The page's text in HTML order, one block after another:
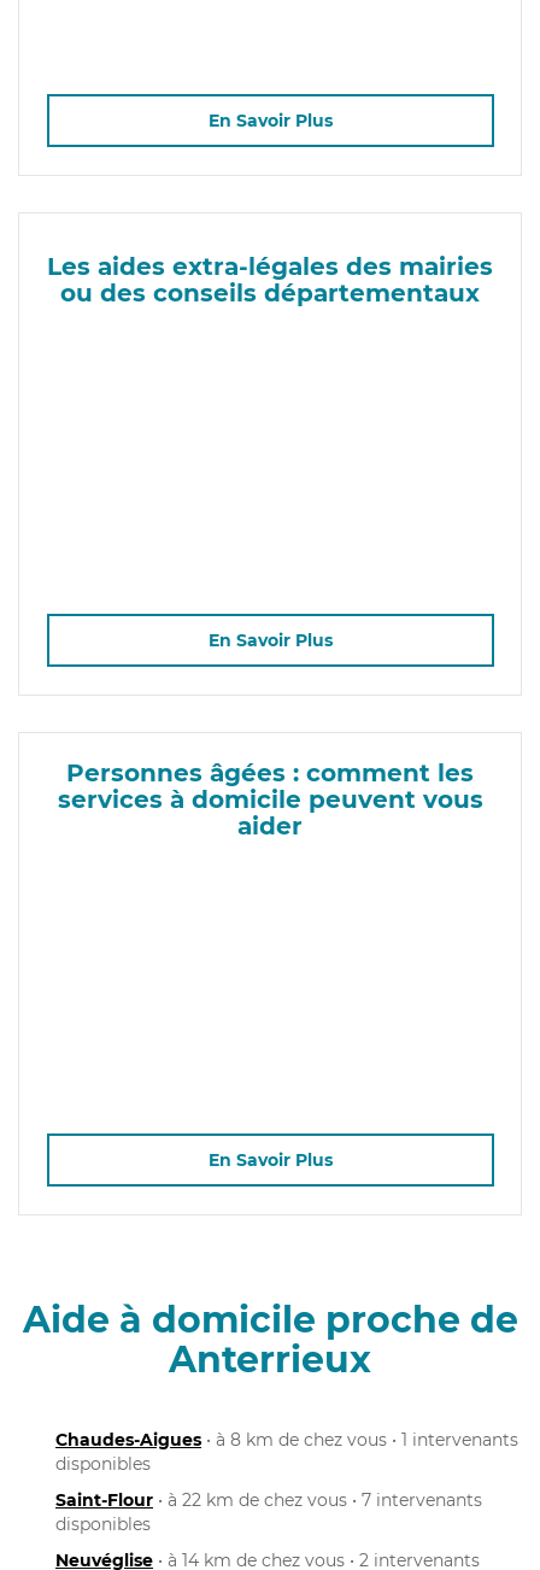
En Savoir Plus
Les aides extra-légales des mairies
ou des conseils départementaux
En Savoir Plus
Personnes âgées : comment les
services à domicile peuvent vous
aider
En Savoir Plus
Aide à domicile proche de
Anterrieux
Chaudes-Aigues • à 8 km de chez vous • 1 intervenants
disponibles
Saint-Flour • à 22 km de chez vous • 7 intervenants
disponibles
Neuvéglise • à 14 km de chez vous • 2 intervenants